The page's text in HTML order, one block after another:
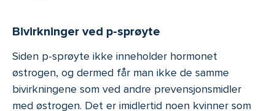
Bivirkninger ved p-sprøyte
Siden p-sprøyte ikke inneholder hormonet
østrogen, og dermed får man ikke de samme
bivirkningene som ved andre prevensjonsmidler
med østrogen. Det er imidlertid noen kvinner som